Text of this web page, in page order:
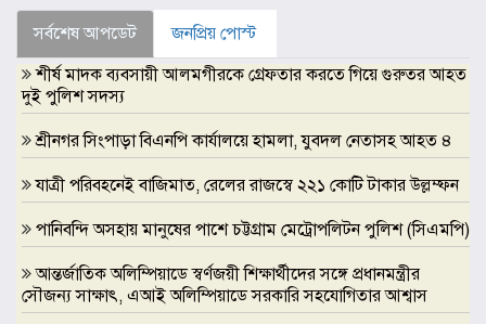
সর্বশেষ আপডেট
জনপ্রিয় পোস্ট
শীর্ষ মাদক ব্যবসায়ী আলমগীরকে গ্রেফতার করতে গিয়ে গুরুতর আহত
দুই পুলিশ সদস্য
শ্রীনগর সিংপাড়া বিএনপি কার্যালয়ে হামলা, যুবদল নেতাসহ আহত ৪
যাত্রী পরিবহনেই বাজিমাত, রেলের রাজস্বে ২২১ কোটি টাকার উল্লম্ফন
পানিবন্দি অসহায় মানুষের পাশে চট্টগ্রাম মেট্রোপলিটন পুলিশ (সিএমপি)
আন্তর্জাতিক অলিম্পিয়াডে স্বর্ণজয়ী শিক্ষার্থীদের সঙ্গে প্রধানমন্ত্রীর
সৌজন্য সাক্ষাৎ, এআই অলিম্পিয়াডে সরকারি সহযোগিতার আশ্বাস